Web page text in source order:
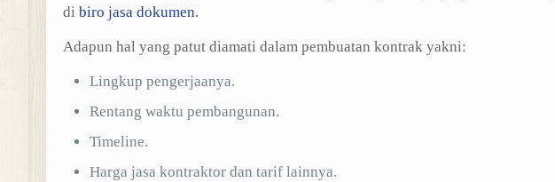
di biro jasa dokumen.
Adapun hal yang patut diamati dalam pembuatan kontrak yakni:
Lingkup pengerjaanya.
Rentang waktu pembangunan.
Timeline.
Harga jasa kontraktor dan tarif lainnya.